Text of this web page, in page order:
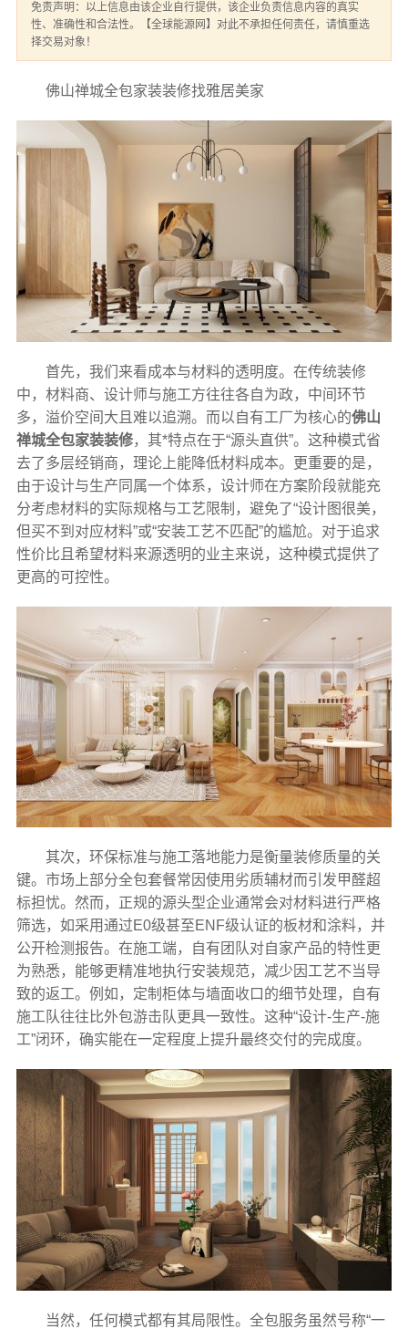
免责声明：以上信息由该企业自行提供，该企业负责信息内容的真实
性、准确性和合法性。【全球能源网】对此不承担任何责任，请慎重选
择交易对象！
佛山禅城全包家装装修找雅居美家
首先，我们来看成本与材料的透明度。在传统装修
中，材料商、设计师与施工方往往各自为政，中间环节
多，溢价空间大且难以追溯。而以自有工厂为核心的佛山
禅城全包家装装修，其*特点在于“源头直供”。这种模式省
去了多层经销商，理论上能降低材料成本。更重要的是，
由于设计与生产同属一个体系，设计师在方案阶段就能充
分考虑材料的实际规格与工艺限制，避免了“设计图很美，
但买不到对应材料”或“安装工艺不匹配”的尴尬。对于追求
性价比且希望材料来源透明的业主来说，这种模式提供了
更高的可控性。
其次，环保标准与施工落地能力是衡量装修质量的关
键。市场上部分全包套餐常因使用劣质辅材而引发甲醛超
标担忧。然而，正规的源头型企业通常会对材料进行严格
筛选，如采用通过E0级甚至ENF级认证的板材和涂料，并
公开检测报告。在施工端，自有团队对自家产品的特性更
为熟悉，能够更精准地执行安装规范，减少因工艺不当导
致的返工。例如，定制柜体与墙面收口的细节处理，自有
施工队往往比外包游击队更具一致性。这种“设计-生产-施
工”闭环，确实能在一定程度上提升最终交付的完成度。
当然，任何模式都有其局限性。全包服务虽然号称“一